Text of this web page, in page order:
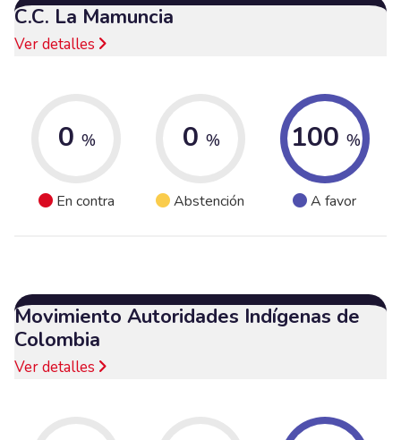
C.C. La Mamuncia
Ver detalles
0 %
En contra
0 %
Abstención
100 %
A favor
Movimiento Autoridades Indígenas de
Colombia
Ver detalles